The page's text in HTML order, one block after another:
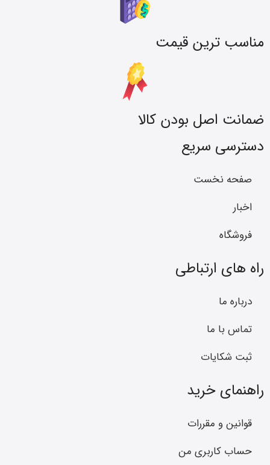
مناسب ترین قیمت
ضمانت اصل بودن کالا
دسترسی سریع
صفحه نخست
اخبار
فروشگاه
راه های ارتباطی
درباره ما
تماس با ما
ثبت شکایات
راهنمای خرید
قوانین و مقررات
حساب کاربری من